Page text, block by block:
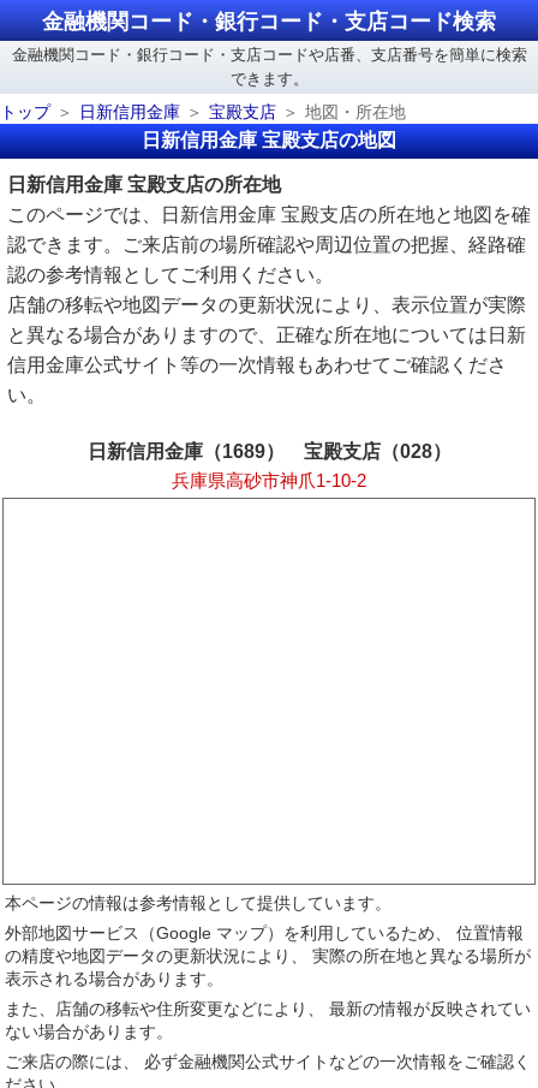
金融機関コード・銀行コード・支店コード検索
金融機関コード・銀行コード・支店コードや店番、支店番号を簡単に検索
できます。
トップ
日新信用金庫 宝殿支店 地図・所在地
日新信用金庫 宝殿支店の地図
日新信用金庫 宝殿支店の所在地
このページでは、日新信用金庫 宝殿支店の所在地と地図を確
認できます。ご来店前の場所確認や周辺位置の把握、経路確
認の参考情報としてご利用ください。
店舗の移転や地図データの更新状況により、表示位置が実際
と異なる場合がありますので、正確な所在地については日新
信用金庫公式サイト等の一次情報もあわせてご確認くださ
い。
日新信用金庫（1689） 宝殿支店（028）
兵庫県高砂市神爪1-10-2
本ページの情報は参考情報として提供しています。
外部地図サービス（Google マップ）を利用しているため、 位置情報
の精度や地図データの更新状況により、 実際の所在地と異なる場所が
表示される場合があります。
また、店舗の移転や住所変更などにより、 最新の情報が反映されてい
ない場合があります。
ご来店の際には、 必ず金融機関公式サイトなどの一次情報をご確認く